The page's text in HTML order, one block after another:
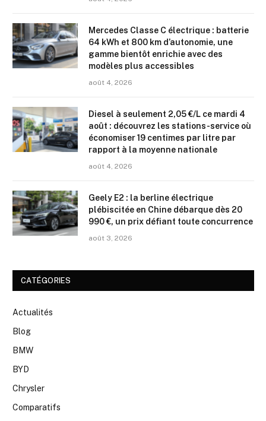
Mercedes Classe C électrique : batterie
64 kWh et 800 km d’autonomie, une
gamme bientôt enrichie avec des
modèles plus accessibles
août 4, 2026
Diesel à seulement 2,05 €/L ce mardi 4
août : découvrez les stations-service où
économiser 19 centimes par litre par
rapport à la moyenne nationale
août 4, 2026
Geely E2 : la berline électrique
plébiscitée en Chine débarque dès 20
990 €, un prix défiant toute concurrence
août 3, 2026
CATÉGORIES
Actualités
Blog
BMW
BYD
Chrysler
Comparatifs